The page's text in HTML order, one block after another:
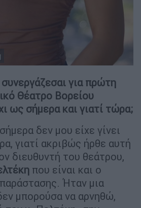
για πρώτη
Θέατρο Βορείου
ως σήμερα και γιατί τώρα;
δεν μου είχε γίνει
γιατί ακριβώς ήρθε αυτή
διευθυντή του θεάτρου,
που είναι και ο
Ήταν μια
μπορούσα να αρνηθώ,